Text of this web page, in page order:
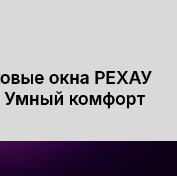
окна РЕХАУ
Умный комфорт